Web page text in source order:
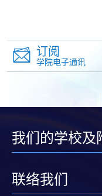
1. 现金、「易办
(WeChat Pay) 或
申请人可亲临学院
办事」、微信支付
（Alipay） 缴付学
2. 支票或银行本票
学专业进修学院」
人姓名。 阁下可：
订阅
学院电子通讯
我们的学校及
联络我们